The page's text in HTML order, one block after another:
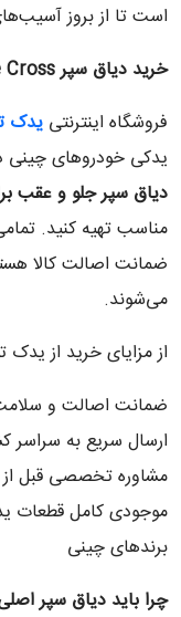
است تا از بروز
خرید دیاق سپرBrilliance Cross
فروشگاه اینترنتی یدک
یدکی خودروهای چینی
دیاق سپر جلو و عقب
مناسب تهیه کنید.
ضمانت اصالت کالا
می‌شوند.
از مزایای خرید از یدک
ضمانت اصالت و سلامت
ارسال سریع به سراسر
مشاوره تخصصی قبل
موجودی کامل قطعات
برندهای چینی
چرا باید دیاق سپر